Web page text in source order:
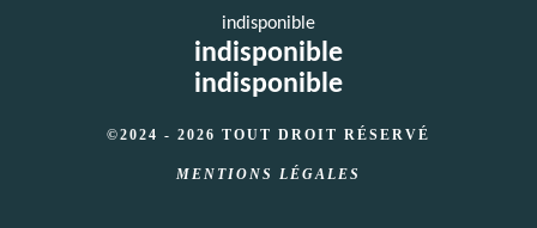
indisponible
indisponible
indisponible
©2024 - 2026 TOUT DROIT RÉSERVÉ
MENTIONS LÉGALES